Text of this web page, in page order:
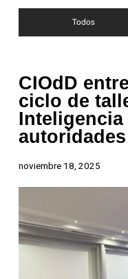
Todos
CIOdD
ciclo de
noviembre 18, 2025